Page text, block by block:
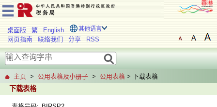
桌面版 繁 English 其他语言
网页指南 联络我们 分享 RSS
主页 > 公用表格及小册子 > 公用表格 > 下载表格
下载表格